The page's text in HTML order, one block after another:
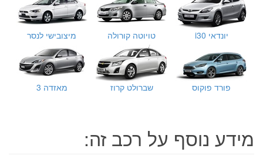
יונדאי i30 טויוטה קורולה מיצובישי לנסר
פורד פוקוס שברולט קרוז מאזדה 3
מידע נוסף על רכב זה: